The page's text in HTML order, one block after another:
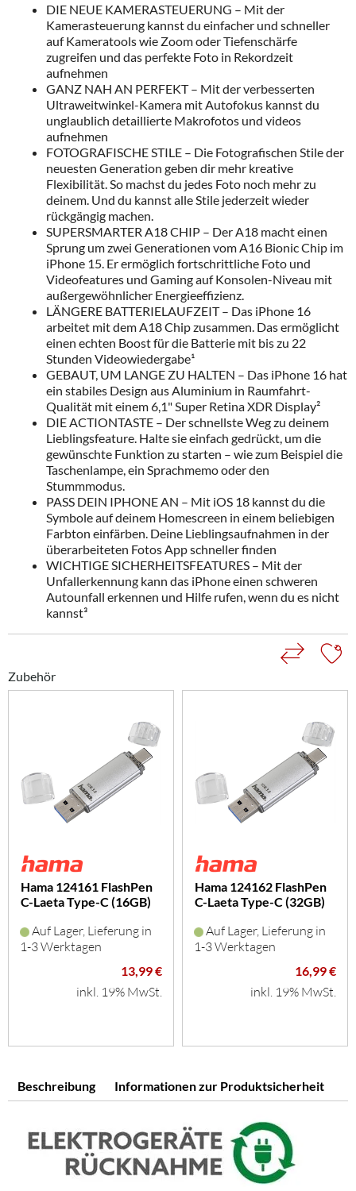
DIE NEUE KAMERASTEUERUNG – Mit der
Kamerasteuerung kannst du einfacher und schneller
auf Kameratools wie Zoom oder Tiefenschärfe
zugreifen und das perfekte Foto in Rekordzeit
aufnehmen
GANZ NAH AN PERFEKT – Mit der verbesserten
Ultraweitwinkel-Kamera mit Autofokus kannst du
unglaublich detaillierte Makrofotos und videos
aufnehmen
FOTOGRAFISCHE STILE – Die Fotografischen Stile der
neuesten Generation geben dir mehr kreative
Flexibilität. So machst du jedes Foto noch mehr zu
deinem. Und du kannst alle Stile jederzeit wieder
rückgängig machen.
SUPERSMARTER A18 CHIP – Der A18 macht einen
Sprung um zwei Generationen vom A16 Bionic Chip im
iPhone 15. Er ermöglich fortschrittliche Foto und
Videofeatures und Gaming auf Konsolen-Niveau mit
außergewöhnlicher Energieeffizienz.
LÄNGERE BATTERIELAUFZEIT – Das iPhone 16
arbeitet mit dem A18 Chip zusammen. Das ermöglicht
einen echten Boost für die Batterie mit bis zu 22
Stunden Videowiedergabe¹
GEBAUT, UM LANGE ZU HALTEN – Das iPhone 16 hat
ein stabiles Design aus Aluminium in Raumfahrt-
Qualität mit einem 6,1" Super Retina XDR Display²
DIE ACTIONTASTE – Der schnellste Weg zu deinem
Lieblingsfeature. Halte sie einfach gedrückt, um die
gewünschte Funktion zu starten – wie zum Beispiel die
Taschenlampe, ein Sprachmemo oder den
Stummmodus.
PASS DEIN IPHONE AN – Mit iOS 18 kannst du die
Symbole auf deinem Homescreen in einem beliebigen
Farbton einfärben. Deine Lieblingsaufnahmen in der
überarbeiteten Fotos App schneller finden
WICHTIGE SICHERHEITSFEATURES – Mit der
Unfallerkennung kann das iPhone einen schweren
Autounfall erkennen und Hilfe rufen, wenn du es nicht
kannst³
Zubehör
Hama 124161 FlashPen
C-Laeta Type-C (16GB)
Auf Lager, Lieferung in
1-3 Werktagen
13,99 €
inkl. 19% MwSt.
Hama 124162 FlashPen
C-Laeta Type-C (32GB)
Auf Lager, Lieferung in
1-3 Werktagen
16,99 €
inkl. 19% MwSt.
Beschreibung Informationen zur Produktsicherheit